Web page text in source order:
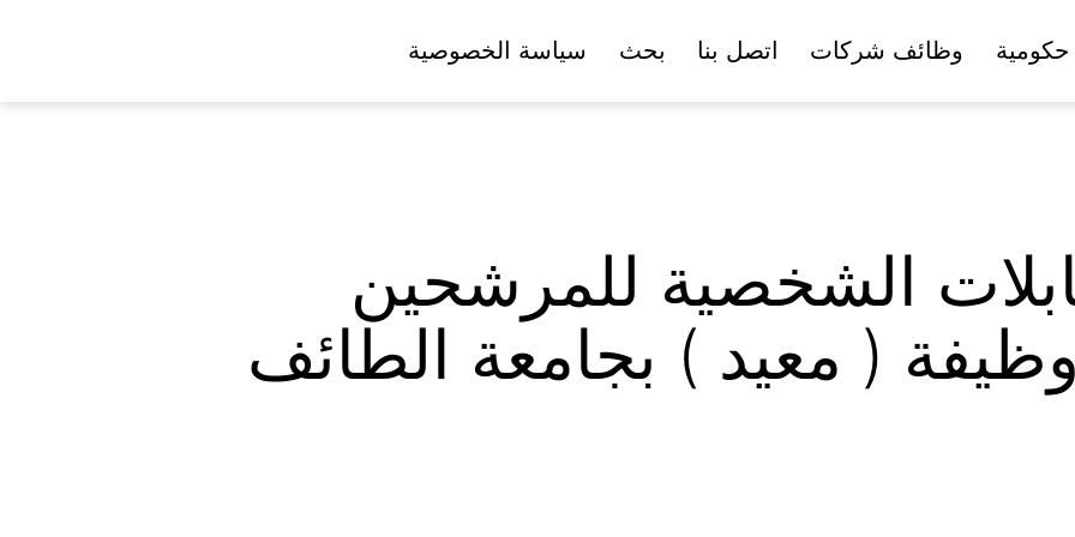
وظائف شركات اتصل بنا بحث سياسة الخصوصية
الشخصية للمرشحين
( معيد ) بجامعة الطائف